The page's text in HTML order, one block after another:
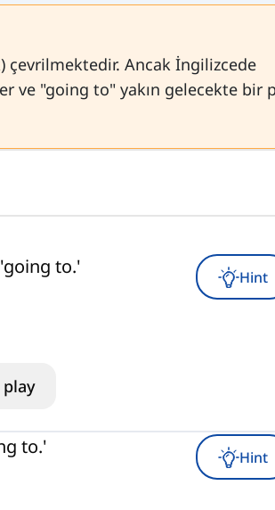
çevrilmektedir. Ancak İngilizcede
ve "going to" yakın gelecekte bir
to.' Hint
play
to.' Hint